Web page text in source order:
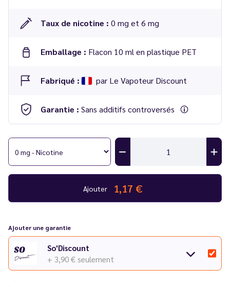
Taux de nicotine : 0 mg et 6 mg
Emballage : Flacon 10 ml en plastique PET
Fabriqué : par Le Vapoteur Discount
Garantie : Sans additifs controversés
concentration en PG, nécessite un équipement approprié. Pour
une performance optimale, il est conseillé d'utiliser un
clearomiseur adapté aux liquides riches en propylène glycol
afin de minimiser les fuites.
Ajouter 1,17 €
Ajouter une garantie
So'Discount
+ 3,90 € seulement